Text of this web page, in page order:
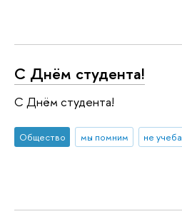
С Днём студента!
С Днём студента!
Общество мы помним не учеба